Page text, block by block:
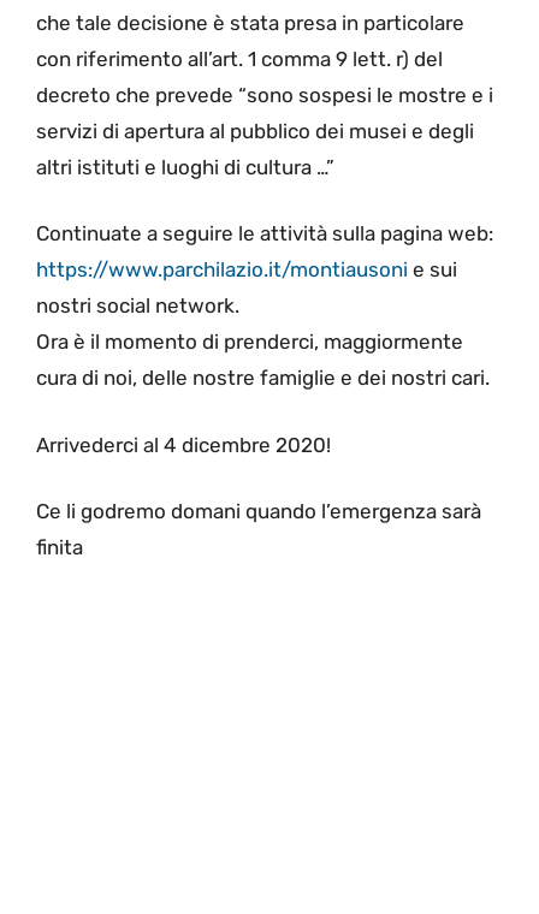
che tale decisione è stata presa in particolare
con riferimento all’art. 1 comma 9 lett. r) del
decreto che prevede “sono sospesi le mostre e i
servizi di apertura al pubblico dei musei e degli
altri istituti e luoghi di cultura …”
Continuate a seguire le attività sulla pagina web:
https://www.parchilazio.it/montiausoni e sui
nostri social network.
Ora è il momento di prenderci, maggiormente
cura di noi, delle nostre famiglie e dei nostri cari.
Arrivederci al 4 dicembre 2020!
Ce li godremo domani quando l’emergenza sarà
finita